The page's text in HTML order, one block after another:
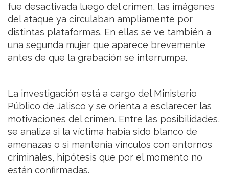
fue desactivada luego del crimen, las imágenes
del ataque ya circulaban ampliamente por
distintas plataformas. En ellas se ve también a
una segunda mujer que aparece brevemente
antes de que la grabación se interrumpa.
La investigación está a cargo del Ministerio
Público de Jalisco y se orienta a esclarecer las
motivaciones del crimen. Entre las posibilidades,
se analiza si la víctima había sido blanco de
amenazas o si mantenía vínculos con entornos
criminales, hipótesis que por el momento no
están confirmadas.